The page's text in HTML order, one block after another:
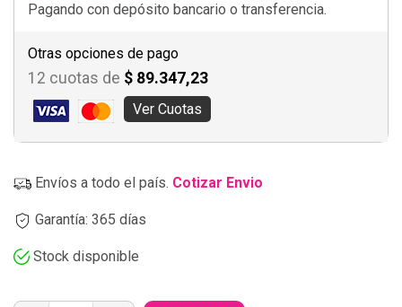
Pagando con depósito bancario o transferencia.
Otras opciones de pago
12 cuotas de $ 89.347,23
Ver Cuotas
Envíos a todo el país. Cotizar Envio
Garantía: 365 días
Stock disponible